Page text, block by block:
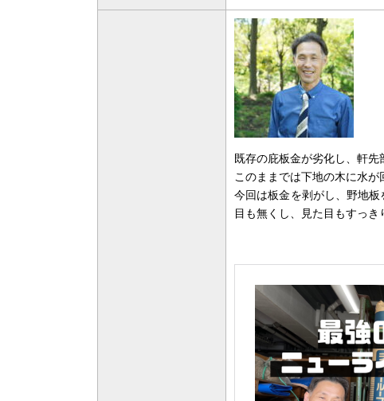
既存の庇板金が劣化し、軒先
このままでは下地の木に水が
今回は板金を剥がし、野地
目も無くし、見た目もすっき